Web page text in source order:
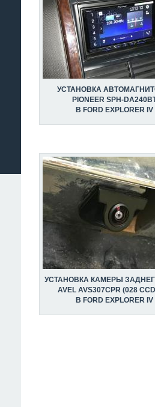
УСТАНОВКА
PIONEER SPH-
В FORD EXPLORER IV
УСТАНОВКА КАМЕРЫ
AVEL AVS307CPR (028
В FORD EXPLORER IV